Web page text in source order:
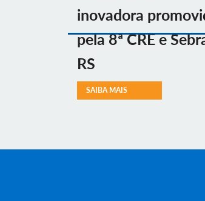
inovadora
pela 8ª CRE e
RS
SAIBA MAIS